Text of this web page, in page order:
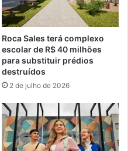
Roca Sales terá complexo
escolar de R$ 40 milhões
para substituir prédios
destruídos
2 de julho de 2026